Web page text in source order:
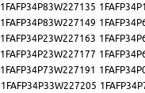
1FAFP34P83W227135
1FAFP34P83W227149
1FAFP34P23W227163
1FAFP34P23W227177
1FAFP34P73W227191
1FAFP34P33W227205